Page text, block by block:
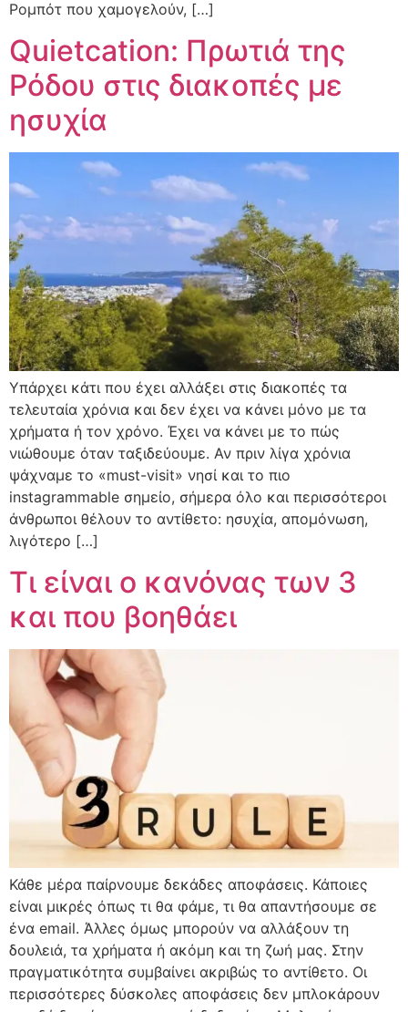
Ρομπότ που χαμογελούν, […]
Quietcation: Πρωτιά της
Ρόδου στις διακοπές με
ησυχία
Υπάρχει κάτι που έχει αλλάξει στις διακοπές τα
τελευταία χρόνια και δεν έχει να κάνει μόνο με τα
χρήματα ή τον χρόνο. Έχει να κάνει με το πώς
νιώθουμε όταν ταξιδεύουμε. Αν πριν λίγα χρόνια
ψάχναμε το «must-visit» νησί και το πιο
instagrammable σημείο, σήμερα όλο και περισσότεροι
άνθρωποι θέλουν το αντίθετο: ησυχία, απομόνωση,
λιγότερο […]
Τι είναι ο κανόνας των 3
και που βοηθάει
Κάθε μέρα παίρνουμε δεκάδες αποφάσεις. Κάποιες
είναι μικρές όπως τι θα φάμε, τι θα απαντήσουμε σε
ένα email. Άλλες όμως μπορούν να αλλάξουν τη
δουλειά, τα χρήματα ή ακόμη και τη ζωή μας. Στην
πραγματικότητα συμβαίνει ακριβώς το αντίθετο. Οι
περισσότερες δύσκολες αποφάσεις δεν μπλοκάρουν